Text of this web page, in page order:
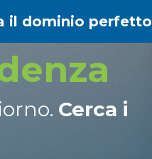
il dominio perfetto
Cerca i